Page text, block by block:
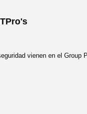
vienen en el Group